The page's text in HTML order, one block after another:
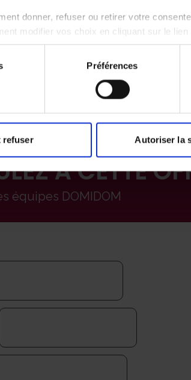
donner, refuser ou retirer votre
modifier vos choix en cliquant sur le lien
Préférences
refuser Autoriser la
personnel à hauteur de 0,42 cts/km
de votre véhicule personnel chez
À CETTE
équipes DOMIDOM